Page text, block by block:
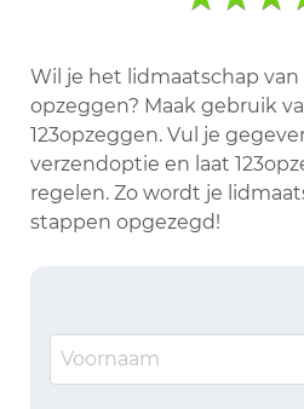
Wil je het lidmaatschap
opzeggen? Maak gebruik
123opzeggen. Vul je
verzendoptie en laat
regelen. Zo wordt je
stappen opgezegd!